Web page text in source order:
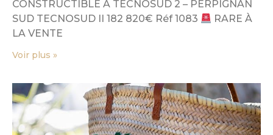
CONSTRUCTIBLE À TECNOSUD 2 – PERPIGNAN
SUD TECNOSUD II 182 820€ Réf 1083
RARE À
LA VENTE
Voir plus »